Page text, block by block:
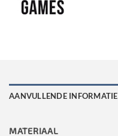
AANVULLENDE INFORMATIE
MATERIAAL